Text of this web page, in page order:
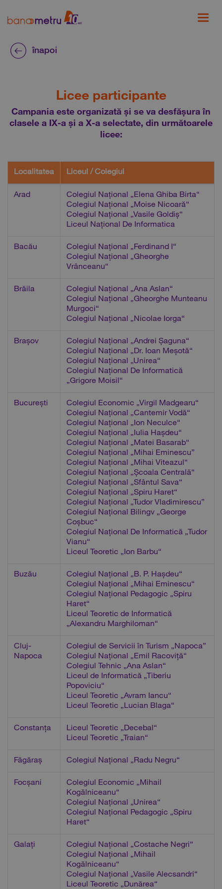
înapoi
Licee participante
Campania este organizată și se va desfășura în
clasele a IX-a și a X-a selectate, din următoarele
licee:
Localitatea Liceul / Colegiul
Arad
Colegiul Național „Elena Ghiba Birta“
Colegiul Național „Moise Nicoară“
Colegiul Național „Vasile Goldiș“
Liceul Național De Informatica
Bacău
Colegiul Național „Ferdinand I“
Colegiul Național „Gheorghe
Vrânceanu“
Brăila
Colegiul Național „Ana Aslan“
Colegiul Național „Gheorghe Munteanu
Murgoci“
Colegiul Național „Nicolae Iorga“
Brașov
Colegiul Național „Andrei Șaguna“
Colegiul Național „Dr. Ioan Meșotă“
Colegiul Național „Unirea“
Colegiul Național De Informatică
„Grigore Moisil“
București
Colegiul Economic „Virgil Madgearu“
Colegiul Național „Cantemir Vodă“
Colegiul Național „Ion Neculce“
Colegiul Național „Iulia Hașdeu“
Colegiul Național „Matei Basarab“
Colegiul Național „Mihai Eminescu”
Colegiul Național „Mihai Viteazul“
Colegiul Național „Școala Centrală“
Colegiul Național „Sfântul Sava“
Colegiul Național „Spiru Haret“
Colegiul Național „Tudor Vladimirescu”
Colegiul Național Bilingv „George
Coșbuc“
Colegiul Național De Informatică „Tudor
Vianu“
Liceul Teoretic „Ion Barbu“
Buzău
Colegiul Național „B. P. Hașdeu“
Colegiul Național „Mihai Eminescu“
Colegiul Național Pedagogic „Spiru
Haret“
Liceul Teoretic de Informatică
„Alexandru Marghiloman“
Cluj-
Napoca
Colegiul de Servicii în Turism „Napoca”
Colegiul Național „Emil Racoviță“
Colegiul Tehnic „Ana Aslan“
Liceul de Informatică „Tiberiu
Popoviciu“
Liceul Teoretic „Avram Iancu“
Liceul Teoretic „Lucian Blaga“
Constanța
Liceul Teoretic „Decebal“
Liceul Teoretic „Traian“
Făgăraș Colegiul Național „Radu Negru“
Focșani
Colegiul Economic „Mihail
Kogălniceanu“
Colegiul Național „Unirea“
Colegiul Național Pedagogic „Spiru
Haret“
Galați
Colegiul Național „Costache Negri“
Colegiul Național „Mihail
Kogălniceanu“
Colegiul Național „Vasile Alecsandri“
Liceul Teoretic „Dunărea“